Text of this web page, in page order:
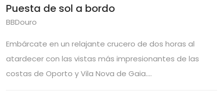
Puesta de sol a bordo
BBDouro
Embárcate en un relajante crucero de dos horas al
atardecer con las vistas más impresionantes de las
costas de Oporto y Vila Nova de Gaia.…